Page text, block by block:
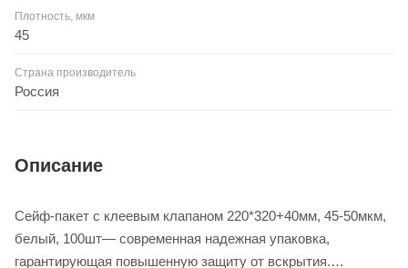
Плотность, мкм
45
Страна производитель
Россия
Описание
Сейф-пакет с клеевым клапаном 220*320+40мм, 45-50мкм,
белый, 100шт— современная надежная упаковка,
гарантирующая повышенную защиту от вскрытия.